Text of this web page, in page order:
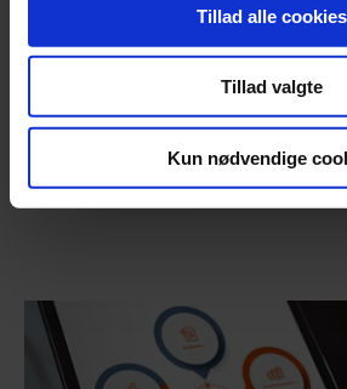
Tillad alle cookies
Tillad valgte
Kun nødvendige
rådgivning til din
Download brochure om
Kontakt Beierholm